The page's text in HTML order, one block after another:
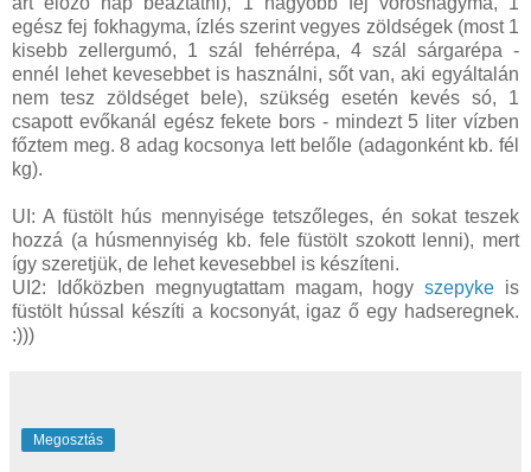
egész fej fokhagyma, ízlés szerint vegyes zöldségek (most 1
kisebb zellergumó, 1 szál fehérrépa, 4 szál sárgarépa -
ennél lehet kevesebbet is használni, sőt van, aki egyáltalán
nem tesz zöldséget bele), szükség esetén kevés só, 1
csapott evőkanál egész fekete bors - mindezt 5 liter vízben
főztem meg. 8 adag kocsonya lett belőle (adagonként kb. fél
kg).
UI: A füstölt hús mennyisége tetszőleges, én sokat teszek
hozzá (a húsmennyiség kb. fele füstölt szokott lenni), mert
így szeretjük, de lehet kevesebbel is készíteni.
UI2: Időközben megnyugtattam magam, hogyszepyke is
füstölt hússal készíti a kocsonyát, igaz ő egy hadseregnek.
:)))
Megosztás